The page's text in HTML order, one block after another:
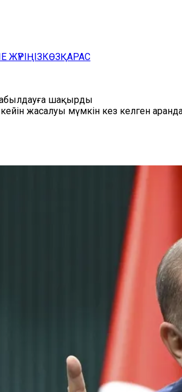
ЖҮРІҢІЗКӨЗҚАРАС
шақырды
жасалуы мүмкін кез келген